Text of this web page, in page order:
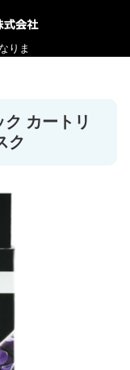
カートリ
ク